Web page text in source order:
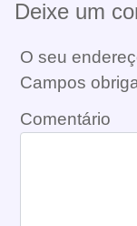
Deixe um
O seu
Campos
Comentário